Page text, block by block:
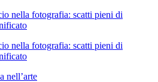
nella fotografia: scatti pieni di
nella fotografia: scatti pieni di
nell’arte